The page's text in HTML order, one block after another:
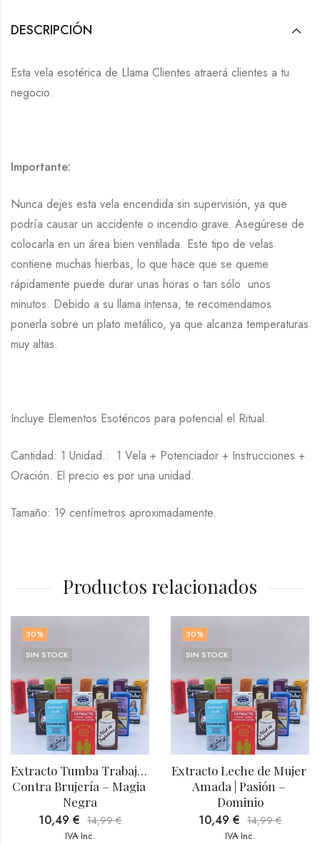
DESCRIPCIÓN
Esta vela esotérica de Llama Clientes atraerá clientes a tu
negocio.
Importante:
Nunca dejes esta vela encendida sin supervisión, ya que
podría causar un accidente o incendio grave. Asegúrese de
colocarla en un área bien ventilada. Este tipo de velas
contiene muchas hierbas, lo que hace que se queme
rápidamente puede durar unas horas o tan sólo unos
minutos. Debido a su llama intensa, te recomendamos
ponerla sobre un plato metálico, ya que alcanza temperaturas
muy altas.
Incluye Elementos Esotéricos para potencial el Ritual.
Cantidad: 1 Unidad.: 1 Vela + Potenciador + Instrucciones +
Oración. El precio es por una unidad.
Tamaño: 19 centímetros aproximadamente.
Productos relacionados
30%
SIN STOCK
Extracto Tumba Trabajo |
Contra Brujería – Magia
Negra
10,49 € 14,99€
IVA Inc.
30%
SIN STOCK
Extracto Leche de Mujer
Amada | Pasión –
Dominio
10,49 € 14,99€
IVA Inc.